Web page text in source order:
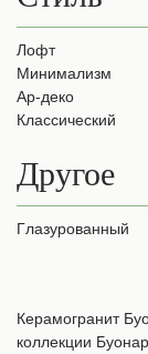
Лофт
Минимализм
Ар-деко
Классический
Другое
Глазурованный
Керамогранит
коллекции